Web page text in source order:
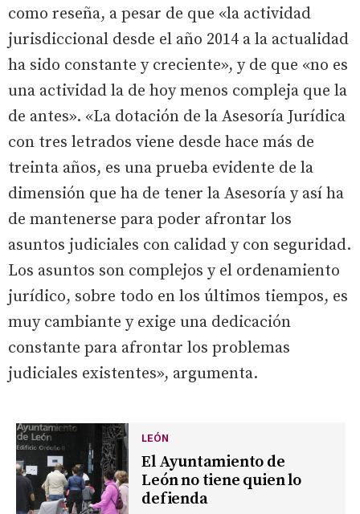
como reseña, a pesar de que «la actividad
jurisdiccional desde el año 2014 a la actualidad
ha sido constante y creciente», y de que «no es
una actividad la de hoy menos compleja que la
de antes». «La dotación de la Asesoría Jurídica
con tres letrados viene desde hace más de
treinta años, es una prueba evidente de la
dimensión que ha de tener la Asesoría y así ha
de mantenerse para poder afrontar los
asuntos judiciales con calidad y con seguridad.
Los asuntos son complejos y el ordenamiento
jurídico, sobre todo en los últimos tiempos, es
muy cambiante y exige una dedicación
constante para afrontar los problemas
judiciales existentes», argumenta.
LEÓN
El Ayuntamiento de
León no tiene quien lo
defienda